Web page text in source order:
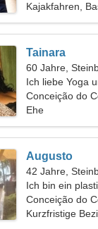
Kajakfahren,
Tainara
60 Jahre,
Ich liebe Yoga
Conceição do
Ehe
Augusto
42 Jahre,
Ich bin ein
nette Frau
Conceição do
Kurzfristige